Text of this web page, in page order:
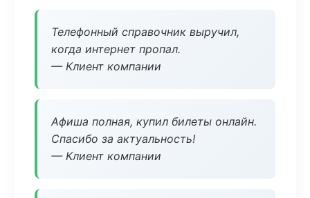
Телефонный справочник выручил,
когда интернет пропал.
— Клиент компании
Афиша полная, купил билеты онлайн.
Спасибо за актуальность!
— Клиент компании